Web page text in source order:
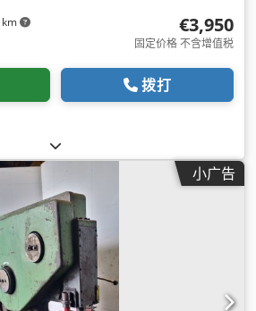
€3,950
固定价格 不含增值税
拨打
小广告